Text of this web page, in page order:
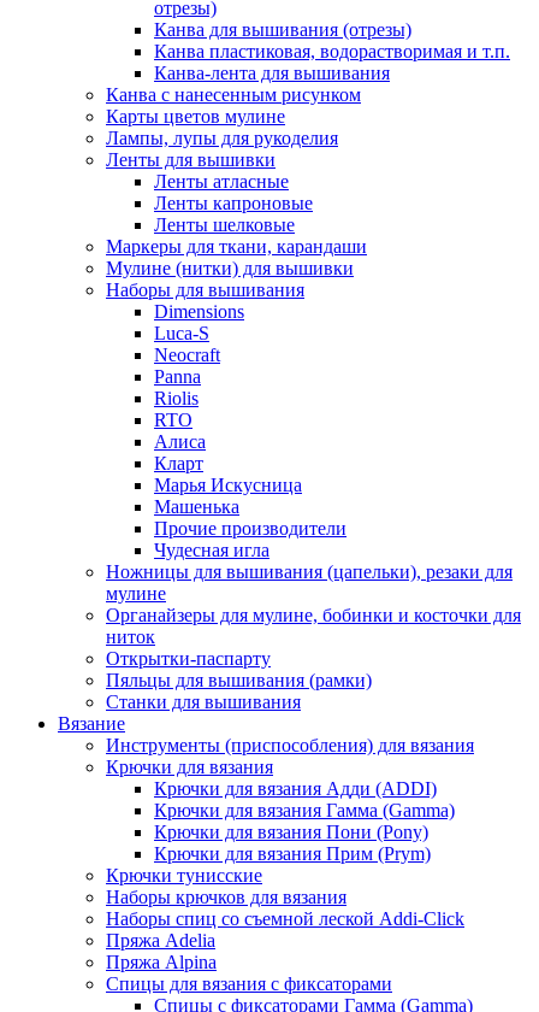
отрезы)
Канва для вышивания (отрезы)
Канва пластиковая, водорастворимая и т.п.
Канва-лента для вышивания
Канва с нанесенным рисунком
Карты цветов мулине
Лампы, лупы для рукоделия
Ленты для вышивки
Ленты атласные
Ленты капроновые
Ленты шелковые
Маркеры для ткани, карандаши
Мулине (нитки) для вышивки
Наборы для вышивания
Dimensions
Luca-S
Neocraft
Panna
Riolis
RTO
Алиса
Кларт
Марья Искусница
Машенька
Прочие производители
Чудесная игла
Ножницы для вышивания (цапельки), резаки для
мулине
Органайзеры для мулине, бобинки и косточки для
ниток
Открытки-паспарту
Пяльцы для вышивания (рамки)
Станки для вышивания
Вязание
Инструменты (приспособления) для вязания
Крючки для вязания
Крючки для вязания Адди (ADDI)
Крючки для вязания Гамма (Gamma)
Крючки для вязания Пони (Pony)
Крючки для вязания Прим (Prym)
Крючки тунисские
Наборы крючков для вязания
Наборы спиц со съемной леской Addi-Click
Пряжа Adelia
Пряжа Alpina
Спицы для вязания с фиксаторами
Спицы с фиксаторами Гамма (Gamma)